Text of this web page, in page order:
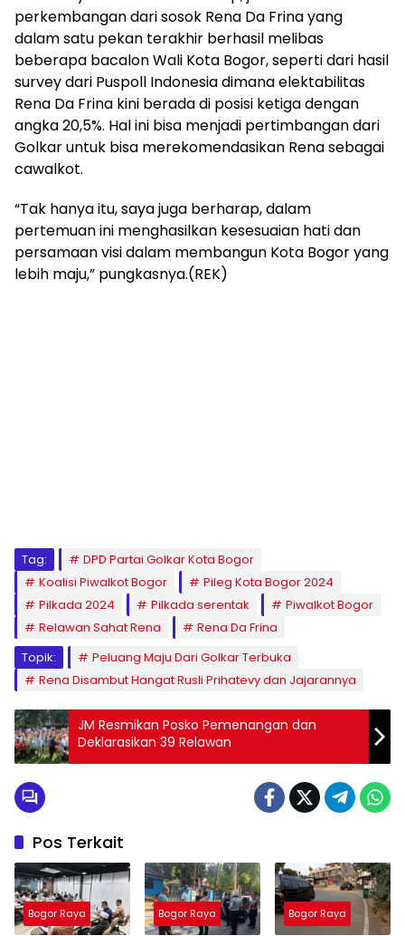
perkembangan dari sosok Rena Da Frina yang
dalam satu pekan terakhir berhasil melibas
beberapa bacalon Wali Kota Bogor, seperti dari hasil
survey dari Puspoll Indonesia dimana elektabilitas
Rena Da Frina kini berada di posisi ketiga dengan
angka 20,5%. Hal ini bisa menjadi pertimbangan dari
Golkar untuk bisa merekomendasikan Rena sebagai
cawalkot.
“Tak hanya itu, saya juga berharap, dalam
pertemuan ini menghasilkan kesesuaian hati dan
persamaan visi dalam membangun Kota Bogor yang
lebih maju,” pungkasnya.(REK)
Tag:
DPD Partai Golkar Kota Bogor
Koalisi Piwalkot Bogor
Pileg Kota Bogor 2024
Pilkada 2024
Pilkada serentak
Piwalkot Bogor
Relawan Sahat Rena
Rena Da Frina
Topik:
Peluang Maju Dari Golkar Terbuka
Rena Disambut Hangat Rusli Prihatevy dan Jajarannya
JM Resmikan Posko Pemenangan dan
Deklarasikan 39 Relawan
Pos Terkait
Bogor Raya Bogor Raya Bogor Raya